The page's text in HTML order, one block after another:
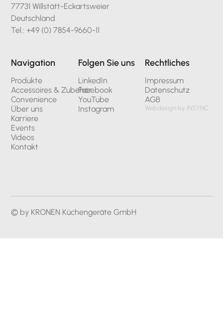
© by KRONEN Küchengeräte GmbH
77731 Willstätt-Eckartsweier
Deutschland
Tel.: +49 (0) 7854-9660-11
Navigation
Produkte
Accessoires & Zubehör
Convenience
Über uns
Karriere
Events
Videos
Kontakt
Folgen Sie uns
LinkedIn
Facebook
YouTube
Instagram
Rechtliches
Impressum
Datenschutz
AGB
Webdesign by INSYNC